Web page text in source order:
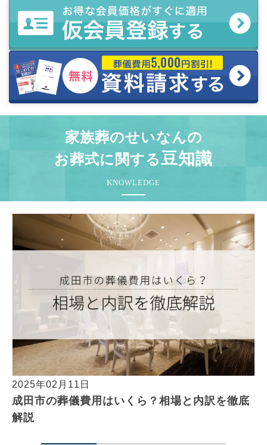
家族葬のせいなんの
お葬式に関する豆知識
KNOWLEDGE
2025年02月11日
成田市の葬儀費用はいくら？相場と内訳を徹底
解説